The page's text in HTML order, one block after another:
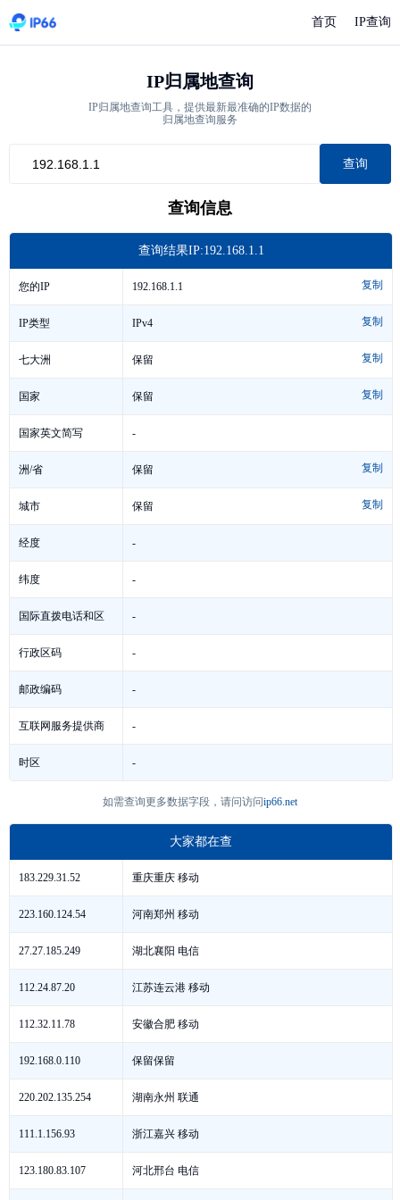
首页 IP查询
IP归属地查询
IP归属地查询工具，提供最新最准确的IP数据的
归属地查询服务
查询
查询信息
查询结果IP:192.168.1.1
您的IP 192.168.1.1 复制
IP类型 IPv4 复制
七大洲 保留 复制
国家 保留 复制
国家英文简写 -
洲/省 保留 复制
城市 保留 复制
经度 -
纬度 -
国际直拨电话和区
号
-
行政区码 -
邮政编码 -
互联网服务提供商 -
时区 -
如需查询更多数据字段，请问访问ip66.net
大家都在查
183.229.31.52 重庆重庆 移动
223.160.124.54 河南郑州 移动
27.27.185.249 湖北襄阳 电信
112.24.87.20 江苏连云港 移动
112.32.11.78 安徽合肥 移动
192.168.0.110 保留保留
220.202.135.254 湖南永州 联通
111.1.156.93 浙江嘉兴 移动
123.180.83.107 河北邢台 电信